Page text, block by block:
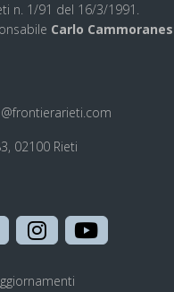
n. 1/91 del 16/3/1991.
Carlo
02100 Rieti